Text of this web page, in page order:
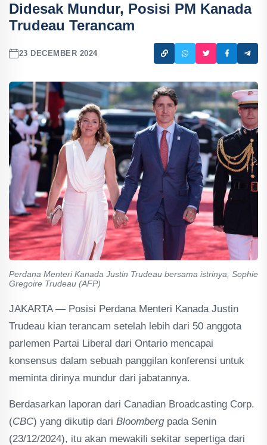
Didesak Mundur, Posisi PM Kanada
Trudeau Terancam
23 DECEMBER 2024
Perdana Menteri Kanada Justin Trudeau bersama istrinya, Sophie
Gregoire Trudeau (AFP)
JAKARTA — Posisi Perdana Menteri Kanada Justin
Trudeau kian terancam setelah lebih dari 50 anggota
parlemen Partai Liberal dari Ontario mencapai
konsensus dalam sebuah panggilan konferensi untuk
meminta dirinya mundur dari jabatannya.
Berdasarkan laporan dari Canadian Broadcasting Corp.
(CBC) yang dikutip dari Bloomberg pada Senin
(23/12/2024), itu akan mewakili sekitar sepertiga dari